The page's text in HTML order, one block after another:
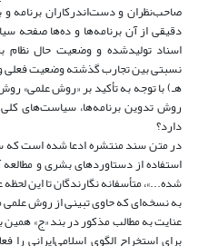
صاحب‌نظران و دست‌اندرکاران برنامه و
دقیقی از آن برنامه‌ها و ده‌ها صفحه
اسناد تولیدشده و وضعیت حال نظام
نسبتی بین تجارب گذشته وضعیت فعلی
هـ) با توجه به تأکید بر «روش علمی‌»
روش تدوین برنامه‌ها، سیاست‌های
دارد؟
در متن سند منتشره ادعا شده است که
استفاده از دستاوردهای بشری و مطالعه
شده...»، متأسفانه نگارندگان تا این
به نسخه‌ای که حاوی تبینی از روش
عنایت به مطالب مذکور در بند «ج»
برای استخراج الگوی اسلامی‌ایرانی را